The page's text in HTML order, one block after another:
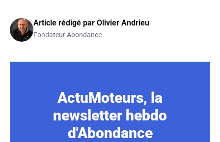
Article rédigé par Olivier Andrieu
Fondateur Abondance
ActuMoteurs, la
newsletter hebdo
d'Abondance